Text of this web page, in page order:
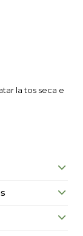
la tos seca e